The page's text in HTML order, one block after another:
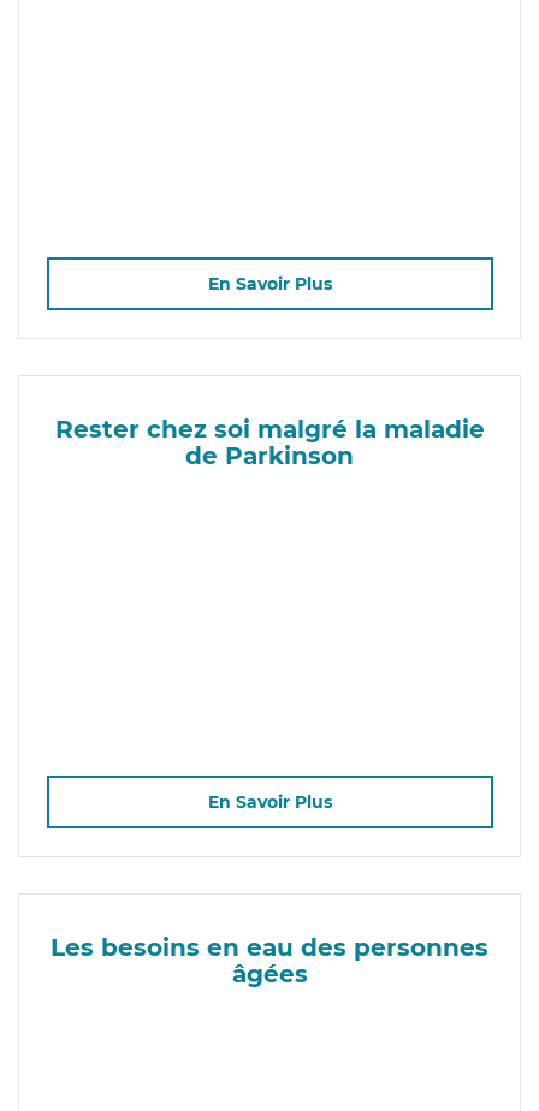
En Savoir Plus
Rester chez soi malgré la maladie
de Parkinson
En Savoir Plus
Les besoins en eau des personnes
âgées